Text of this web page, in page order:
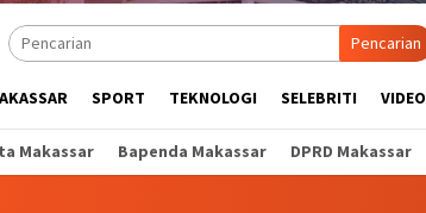
Pencarian
SPORT TEKNOLOGI SELEBRITI VIDEO
Makassar Bapenda Makassar DPRD Makassar